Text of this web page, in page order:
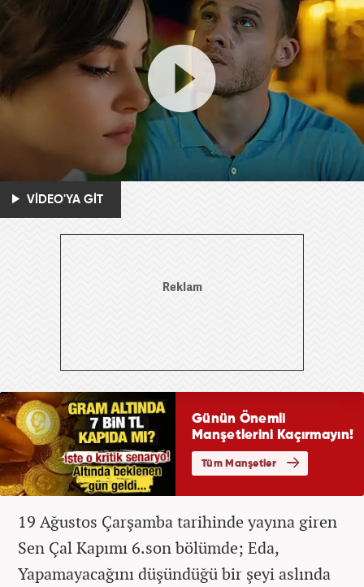
VİDEO'YA GİT
19 Ağustos Çarşamba tarihinde yayına giren
Sen Çal Kapımı 6.son bölümde; Eda,
Yapamayacağını düşündüğü bir şeyi aslında